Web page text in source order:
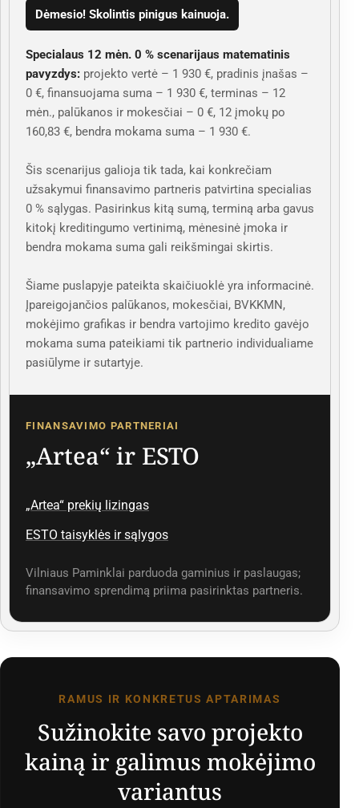
Dėmesio! Skolintis pinigus kainuoja.
Specialaus 12 mėn. 0 % scenarijaus matematinis
pavyzdys: projekto vertė – 1 930 €, pradinis įnašas –
0 €, finansuojama suma – 1 930 €, terminas – 12
mėn., palūkanos ir mokesčiai – 0 €, 12 įmokų po
160,83 €, bendra mokama suma – 1 930 €.
Šis scenarijus galioja tik tada, kai konkrečiam
užsakymui finansavimo partneris patvirtina specialias
0 % sąlygas. Pasirinkus kitą sumą, terminą arba gavus
kitokį kreditingumo vertinimą, mėnesinė įmoka ir
bendra mokama suma gali reikšmingai skirtis.
Šiame puslapyje pateikta skaičiuoklė yra informacinė.
Įpareigojančios palūkanos, mokesčiai, BVKKMN,
mokėjimo grafikas ir bendra vartojimo kredito gavėjo
mokama suma pateikiami tik partnerio individualiame
pasiūlyme ir sutartyje.
FINANSAVIMO PARTNERIAI
„Artea“ ir ESTO
„Artea“ prekių lizingas
ESTO taisyklės ir sąlygos
Vilniaus Paminklai parduoda gaminius ir paslaugas;
finansavimo sprendimą priima pasirinktas partneris.
RAMUS IR KONKRETUS APTARIMAS
Sužinokite savo projekto
kainą ir galimus mokėjimo
variantus